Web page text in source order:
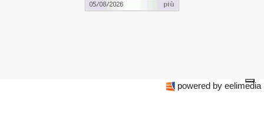
powered by eelimedia